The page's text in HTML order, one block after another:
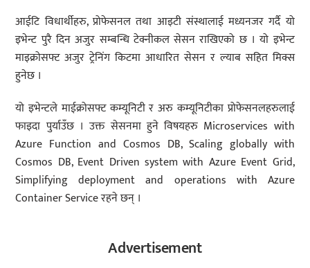
आईटि विधार्थीहरु, प्रोफेसनल तथा आइटी संस्थालाई मध्यनजर गर्दै यो
इभेन्ट पुरै दिन अजुर सम्बन्धि टेक्नीकल सेसन राखिएको छ । यो इभेन्ट
माइक्रोसफ्ट अजुर ट्रेनिंग किटमा आधारित सेसन र ल्याब सहित मिक्स
हुनेछ ।
यो इभेन्टले माईक्रोसफ्ट कम्यूनिटी र अरु कम्यूनिटीका प्रोफेसनलहरुलाई
फाइदा पुर्याउँछ । उक्त सेसनमा हुने विषयहरु Microservices with
Azure Function and Cosmos DB, Scaling globally with
Cosmos DB, Event Driven system with Azure Event Grid,
Simplifying deployment and operations with Azure
Container Service रहने छन् ।
Advertisement